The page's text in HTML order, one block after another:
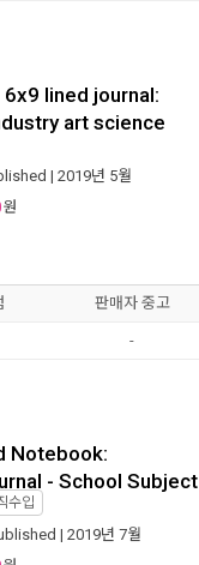
lined journal:
art science
| 2019년 5월
원
판매자 중고
-
Notebook:
- School Subject
수입
| 2019년 7월